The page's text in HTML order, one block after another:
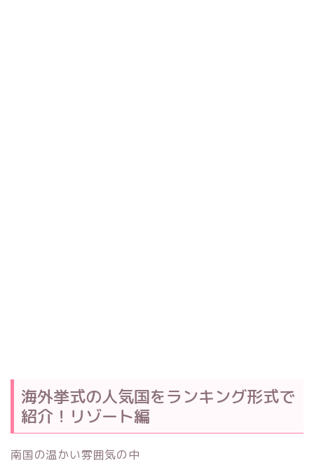
海外挙式の人気国をランキング形式で
紹介！リゾート編
南国の温かい雰囲気の中